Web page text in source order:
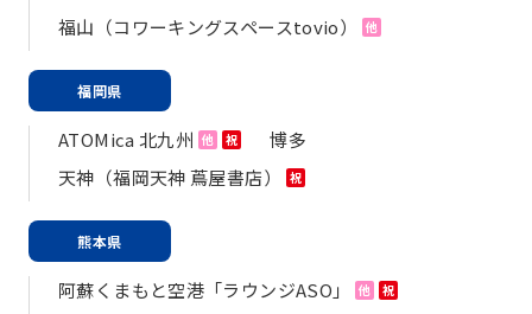
福山（コワーキングスペースtovio） 他
福岡県
ATOMica 北九州 他 祝
博多
天神（福岡天神 蔦屋書店）
祝
熊本県
阿蘇くまもと空港「ラウンジASO」 他 祝